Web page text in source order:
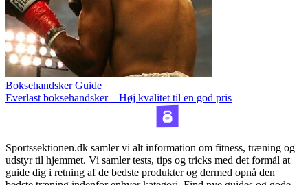
Boksehandsker Guide
Everlast boksehandsker – Høj kvalitet til en god pris
Sportssektionen.dk samler vi alt information om fitness, træning og
udstyr til hjemmet. Vi samler tests, tips og tricks med det formål at
guide dig i retning af de bedste produkter og dermed opnå den